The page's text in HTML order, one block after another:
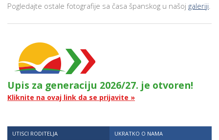
Pogledajte ostale fotografije sa časa španskog u našoj galeriji
Upis za generaciju 2026/27. je otvoren!
Kliknite na ovaj link da se prijavite »
UTISCI RODITELJA
UKRATKO O NAMA